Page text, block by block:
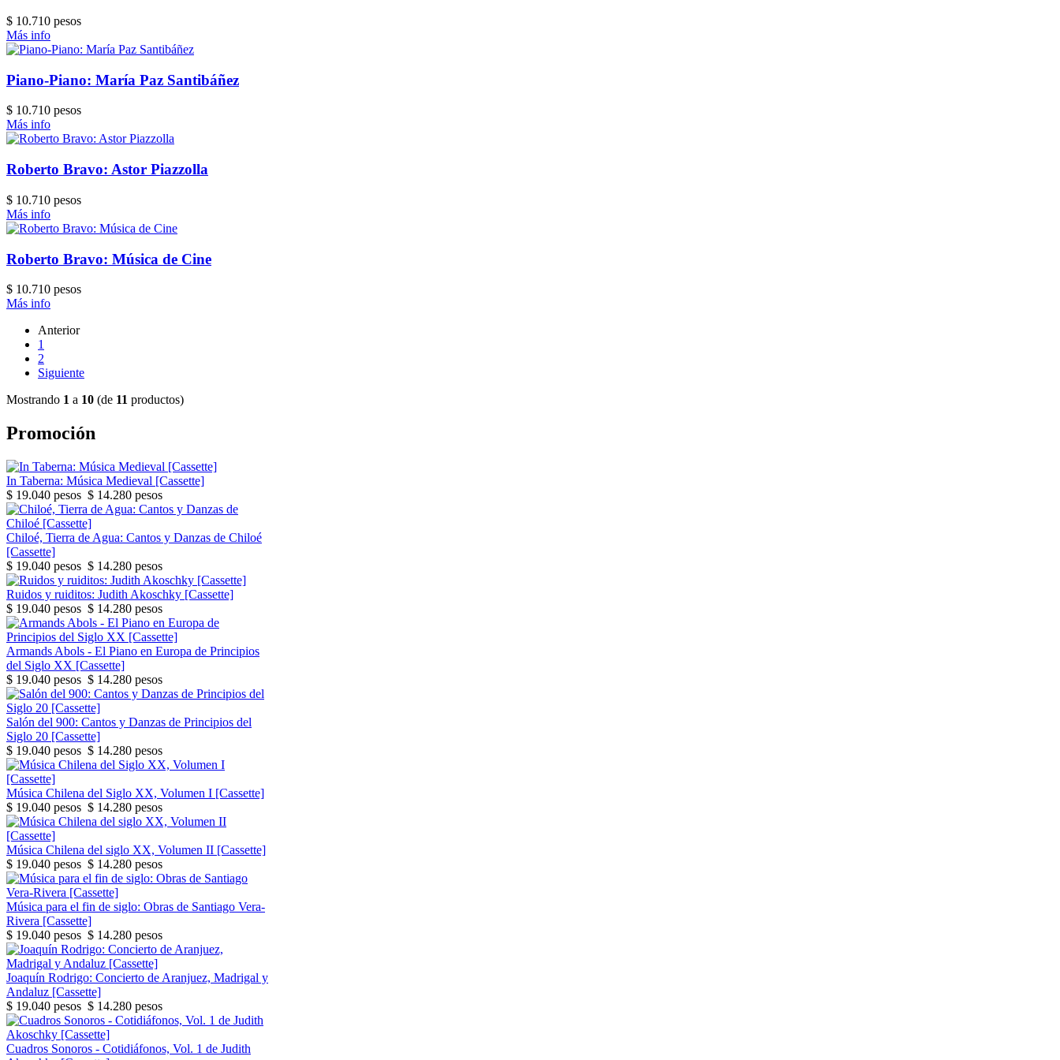
$ 10.710 pesos
Más info
Piano-Piano: María Paz Santibáñez
$ 10.710 pesos
Más info
Roberto Bravo: Astor Piazzolla
$ 10.710 pesos
Más info
Roberto Bravo: Música de Cine
$ 10.710 pesos
Más info
Anterior
1
2
Siguiente
Mostrando 1 a 10 (de 11 productos)
Promoción
In Taberna: Música Medieval [Cassette]
$ 19.040 pesos $ 14.280 pesos
Chiloé, Tierra de Agua: Cantos y Danzas de Chiloé
[Cassette]
$ 19.040 pesos $ 14.280 pesos
Ruidos y ruiditos: Judith Akoschky [Cassette]
$ 19.040 pesos $ 14.280 pesos
Armands Abols - El Piano en Europa de Principios
del Siglo XX [Cassette]
$ 19.040 pesos $ 14.280 pesos
Salón del 900: Cantos y Danzas de Principios del
Siglo 20 [Cassette]
$ 19.040 pesos $ 14.280 pesos
Música Chilena del Siglo XX, Volumen I [Cassette]
$ 19.040 pesos $ 14.280 pesos
Música Chilena del siglo XX, Volumen II [Cassette]
$ 19.040 pesos $ 14.280 pesos
Música para el fin de siglo: Obras de Santiago Vera-
Rivera [Cassette]
$ 19.040 pesos $ 14.280 pesos
Joaquín Rodrigo: Concierto de Aranjuez, Madrigal y
Andaluz [Cassette]
$ 19.040 pesos $ 14.280 pesos
Cuadros Sonoros - Cotidiáfonos, Vol. 1 de Judith